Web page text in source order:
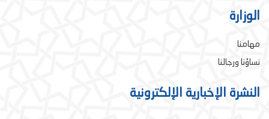
الوزارة
مهامنا
نساؤنا ورجالنا
النشرة الإخبارية الإلكترونية